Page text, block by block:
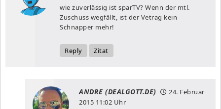
wie zuverlässig ist sparTV? Wenn der mtl.
Zuschuss wegfällt, ist der Vetrag kein
Schnapper mehr!
Reply Zitat
ANDRE (DEALGOTT.DE)
24. Februar
2015 11:02 Uhr